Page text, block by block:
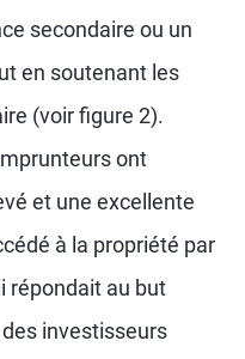
secondaire ou un
en soutenant les
(voir figure 2).
ont
et une excellente
à la propriété par
répondait au but
des investisseurs